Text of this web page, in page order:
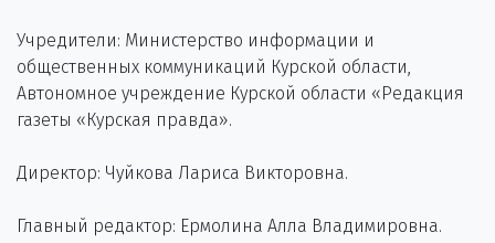
Учредители: Министерство информации и
общественных коммуникаций Курской области,
Автономное учреждение Курской области «Редакция
газеты «Курская правда».
Директор: Чуйкова Лариса Викторовна.
Главный редактор: Ермолина Алла Владимировна.